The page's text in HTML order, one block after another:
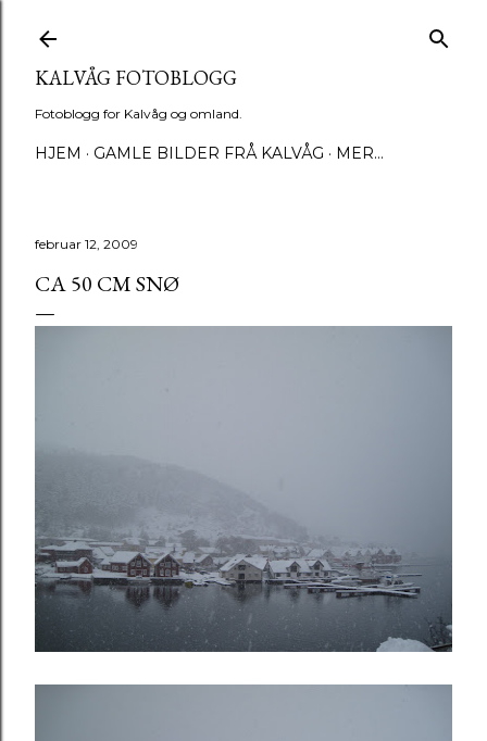
KALVÅG FOTOBLOGG
Fotoblogg for Kalvåg og omland.
HJEM GAMLE BILDER FRÅ KALVÅG MER…
februar 12, 2009
CA 50 CM SNØ